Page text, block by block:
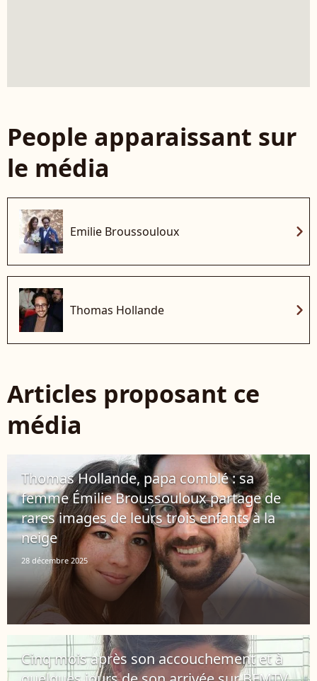
People apparaissant sur
le média
Emilie Broussouloux chevron_right
Thomas Hollande chevron_right
Articles proposant ce
média
Thomas Hollande, papa comblé : sa
femme Émilie Broussouloux partage de
rares images de leurs trois enfants à la
neige
28 décembre 2025
Cinq mois après son accouchement et à